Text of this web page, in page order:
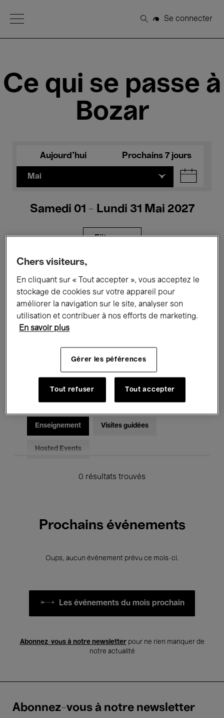
Open Menu
Rechercher
Se connecter
Ce qui se passe à
Bozar
Aujourd'hui Prochains 7 jours
Mai
Samedi 01 - Lundi 31 Mai 2027
Filtres
Expositions Films Performances
Rencontres & Débats Jazz
Musique électronique
Pour tous Kids’ Palace
Enseignement Visites guidées
Hosted Events
0 résultats trouvés
Prochains événements
Oups, aucun événement prévu ce mois-ci.
Les événements du mois prochain
Abonnez-vous à notre newsletterpour ne rien manquer de
notre actualité
Abonnez-vous à notre newsletter
Chers visiteurs,
En cliquant sur « Tout accepter », vous acceptez le
stockage de cookies sur votre appareil pour
améliorer la navigation sur le site, analyser son
utilisation et contribuer à nos efforts de marketing.
En savoir plus
Gérer les péférences
Tout refuser Tout accepter